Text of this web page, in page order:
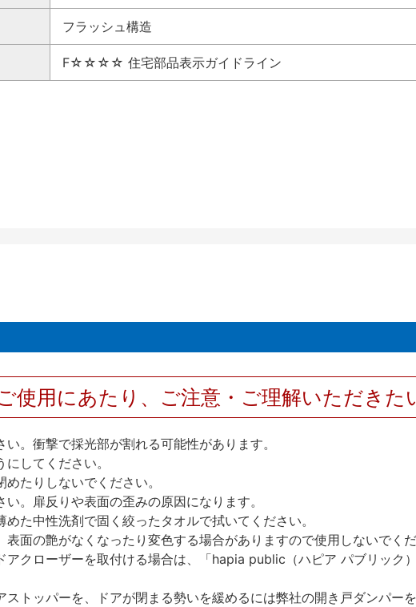
フラッシュ構造
F☆☆☆☆ 住宅部品表示ガイドライン
使用にあたり、ご注意・ご理解いただきた
。衝撃で採光部が割れる可能性があります。
してください。
たりしないでください。
。扉反りや表面の歪みの原因になります。
た中性洗剤で固く絞ったタオルで拭いてください。
面の艶がなくなったり変色する場合がありますので使用しないでく
クローザーを取付ける場合は、「hapia public（ハピア パブリック
トッパーを、ドアが閉まる勢いを緩めるには弊社の開き戸ダンパー